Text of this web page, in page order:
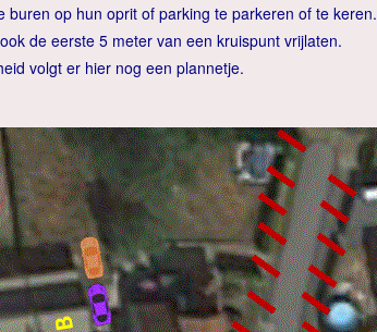
buren op hun oprit of parking te parkeren of te keren.
de eerste 5 meter van een kruispunt vrijlaten.
volgt er hier nog een plannetje.